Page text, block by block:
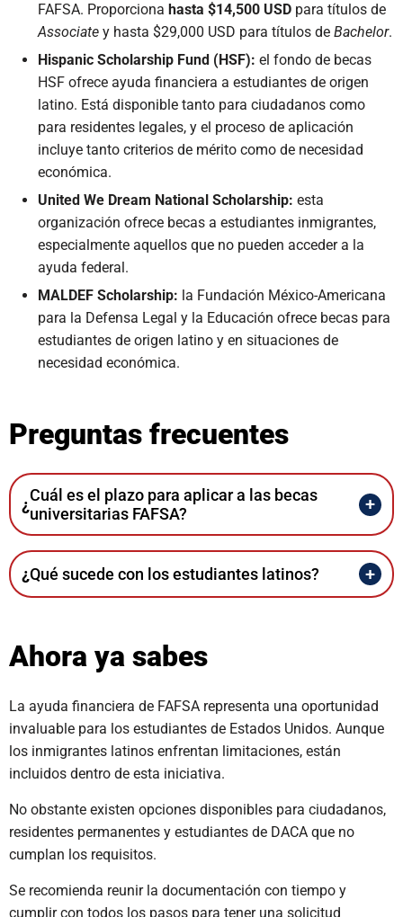
FAFSA. Proporciona hasta $14,500 USD para títulos de
Associate y hasta $29,000 USD para títulos de Bachelor.
Hispanic Scholarship Fund (HSF): el fondo de becas
HSF ofrece ayuda financiera a estudiantes de origen
latino. Está disponible tanto para ciudadanos como
para residentes legales, y el proceso de aplicación
incluye tanto criterios de mérito como de necesidad
económica.
United We Dream National Scholarship: esta
organización ofrece becas a estudiantes inmigrantes,
especialmente aquellos que no pueden acceder a la
ayuda federal.
MALDEF Scholarship: la Fundación México-Americana
para la Defensa Legal y la Educación ofrece becas para
estudiantes de origen latino y en situaciones de
necesidad económica.
Preguntas frecuentes
¿Cuál es el plazo para aplicar a las becas
universitarias FAFSA?
¿Qué sucede con los estudiantes latinos?
Ahora ya sabes
La ayuda financiera de FAFSA representa una oportunidad
invaluable para los estudiantes de Estados Unidos. Aunque
los inmigrantes latinos enfrentan limitaciones, están
incluidos dentro de esta iniciativa.
No obstante existen opciones disponibles para ciudadanos,
residentes permanentes y estudiantes de DACA que no
cumplan los requisitos.
Se recomienda reunir la documentación con tiempo y
cumplir con todos los pasos para tener una solicitud